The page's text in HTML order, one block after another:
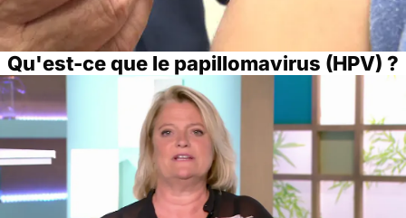
Qu'est-ce que le papillomavirus (HPV) ?